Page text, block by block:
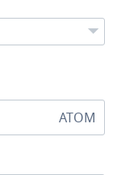
ATOM